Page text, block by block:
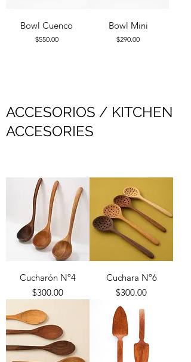
Bowl Cuenco
Precio
$550.00
Bowl Mini
Precio
$290.00
ACCESORIOS / KITCHEN
ACCESORIES
Cucharón Nº4
Precio
$300.00
Cuchara Nº6
Precio
$300.00